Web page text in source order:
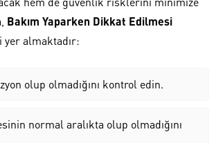
Bakım Yaparken Dikkat Edilmesi
yer almaktadır:
olup olmadığını kontrol edin.
normal aralıkta olup olmadığını